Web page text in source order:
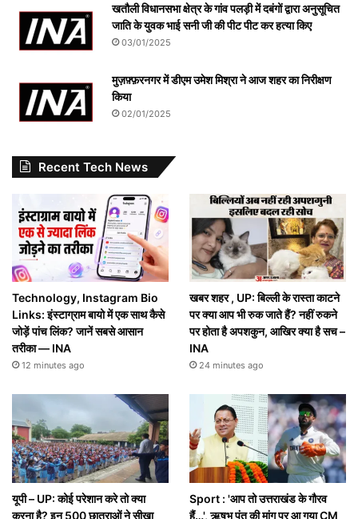
खतौली विधानसभा क्षेत्र के गांव पलड़ी में दबंगों द्वारा अनुसूचित
जाति के युवक भाई सनी जी की पीट पीट कर हत्या किए
03/01/2025
मुज़फ़्फ़रनगर में डीएम उमेश मिश्रा ने आज शहर का निरीक्षण
किया
02/01/2025
Recent Tech News
Technology, Instagram Bio
Links: इंस्टाग्राम बायो में एक साथ कैसे
जोड़ें पांच लिंक? जानें सबसे आसान
तरीका — INA
12 minutes ago
खबर शहर , UP: बिल्ली के रास्ता काटने
पर क्या आप भी रुक जाते हैं? नहीं रुकने
पर होता है अपशकुन, आखिर क्या है सच –
INA
24 minutes ago
यूपी – UP: कोई परेशान करे तो क्या
करना है? इन 500 छात्राओं ने सीखा
Sport : 'आप तो उत्तराखंड के गौरव
हैं…', ऋषभ पंत की मांग पर आ गया CM